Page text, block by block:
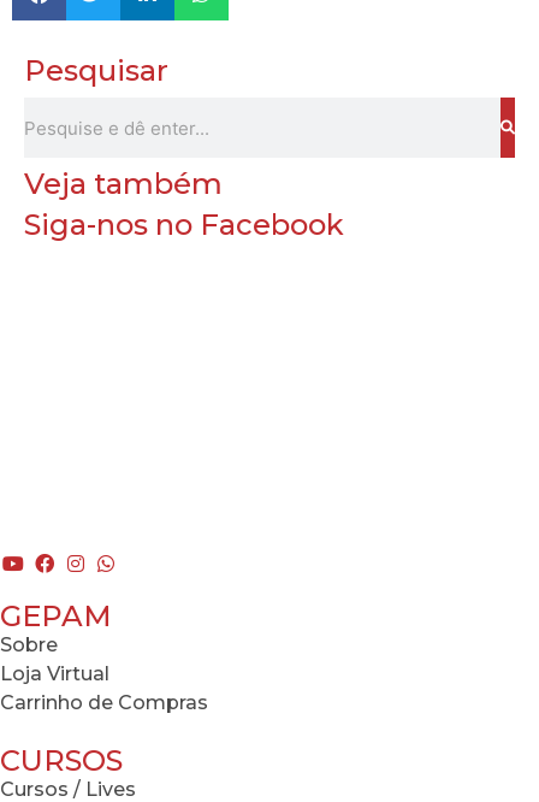
Pesquisar
Veja também
Siga-nos no Facebook
GEPAM
Sobre
Loja Virtual
Carrinho de Compras
CURSOS
Cursos / Lives